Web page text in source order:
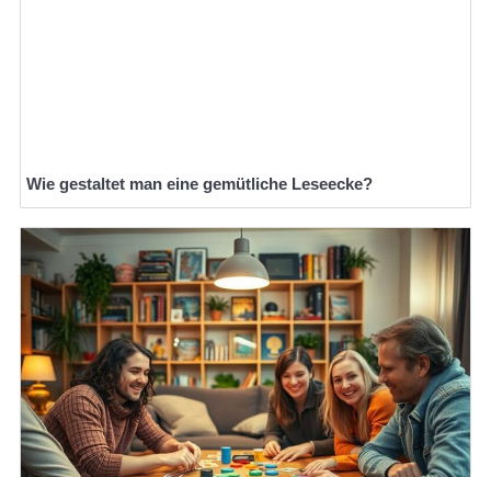
Wie gestaltet man eine gemütliche Leseecke?